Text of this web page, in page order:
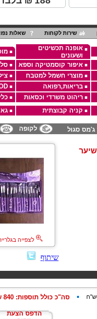
שירות לקוחות שאלות
אופנה תכשיטים
ושעונים
איפור קוסמטיקה וספא
מוצרי חשמל למטבח
בריאות,רפואה
ריהוט משרדי וכסאות
קניה קבוצתית
לקופה
סט 21 מברשות מקצועיות PUPA שיער
לצפייה
שיתוף
ש"ח סה"כ כולל תוספות: 840
הדפס הצעת